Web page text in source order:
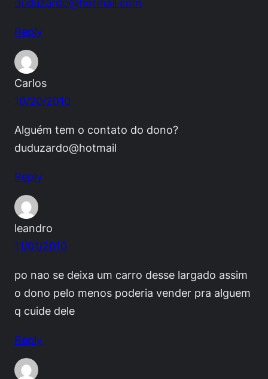
Reply
Carlos
10/20/2010
Alguém tem o contato do dono?
duduzardo@hotmail
Reply
leandro
11/01/2010
po nao se deixa um carro desse largado assim
o dono pelo menos poderia vender pra alguem
q cuide dele
Reply